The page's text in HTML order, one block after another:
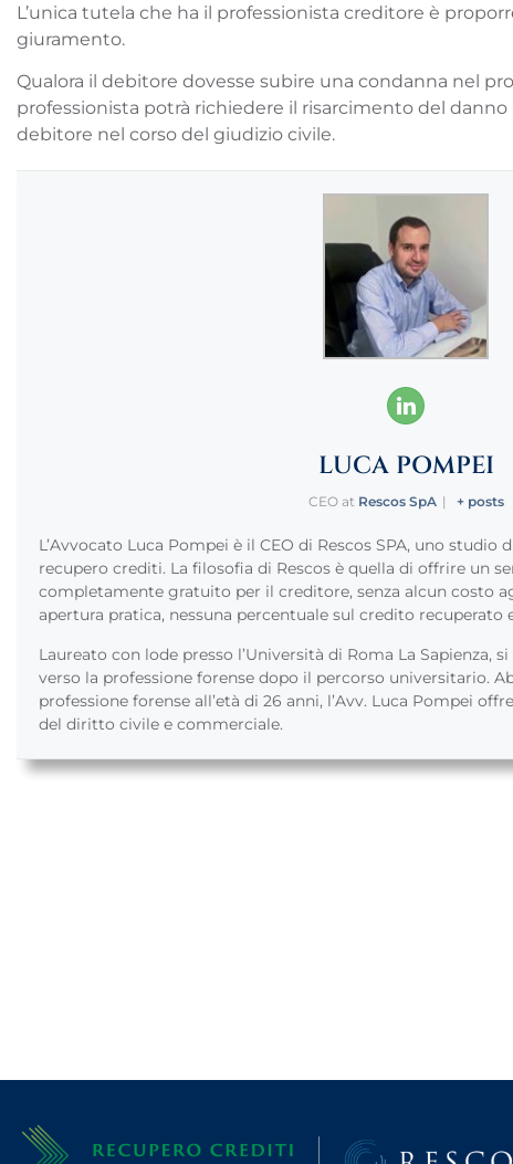
L’unica tutela che ha il professionista creditore è
giuramento.
Qualora il debitore dovesse subire una condanna nel
professionista potrà richiedere il risarcimento del danno
debitore nel corso del giudizio civile.
LUCA POMPEI
CEO at Rescos SpA | + posts
L’Avvocato Luca Pompei è il CEO di Rescos SPA, uno studio
recupero crediti. La filosofia di Rescos è quella di offrire un
completamente gratuito per il creditore, senza alcun costo
apertura pratica, nessuna percentuale sul credito recuperato
Laureato con lode presso l’Università di Roma La Sapienza,
verso la professione forense dopo il percorso universitario.
professione forense all’età di 26 anni, l’Avv. Luca Pompei
del diritto civile e commerciale.